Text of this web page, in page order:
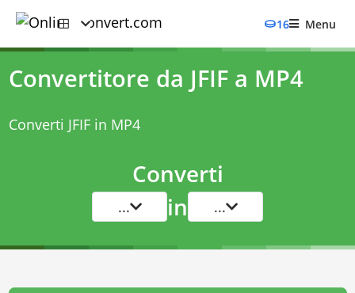
16 Menu
Convertitore da JFIF a MP4
Converti JFIF in MP4
Converti
... in ...